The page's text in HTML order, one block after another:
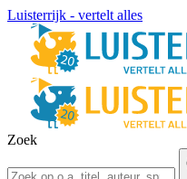
Luisterrijk - vertelt alles
Zoek